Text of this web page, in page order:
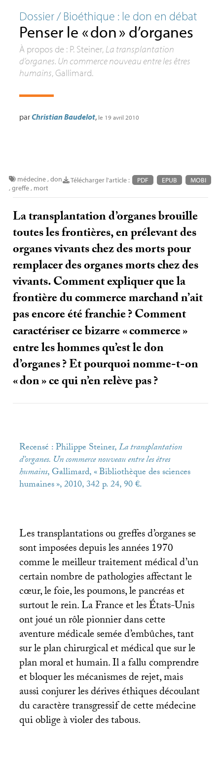
Dossier / Bioéthique : le don en débat
Penser le «don» d’organes
À propos de : P. Steiner, La transplantation
d’organes. Un commerce nouveau entre les êtres
humains, Gallimard.
parChristian Baudelot, le 19 avril 2010
Télécharger l'article : PDF EPUB MOBI
médecine,don
,greffe, mort
La transplantation d’organes brouille
toutes les frontières, en prélevant des
organes vivants chez des morts pour
remplacer des organes morts chez des
vivants. Comment expliquer que la
frontière du commerce marchand n’ait
pas encore été franchie? Comment
caractériser ce bizarre «commerce»
entre les hommes qu’est le don
d’organes? Et pourquoi nomme-t-on
«don» ce qui n’en relève pas?
Recensé : Philippe Steiner,La transplantation
d’organes. Un commerce nouveau entre les êtres
humains, Gallimard, «Bibliothèque des sciences
humaines», 2010, 342 p. 24, 90 €.
Les transplantations ou greffes d’organes se
sont imposées depuis les années 1970
comme le meilleur traitement médical d’un
certain nombre de pathologies affectant le
cœur, le foie, les poumons, le pancréas et
surtout le rein. La France et les États-Unis
ont joué un rôle pionnier dans cette
aventure médicale semée d’embûches, tant
sur le plan chirurgical et médical que sur le
plan moral et humain. Il a fallu comprendre
et bloquer les mécanismes de rejet, mais
aussi conjurer les dérives éthiques découlant
du caractère transgressif de cette médecine
qui oblige à violer des tabous.